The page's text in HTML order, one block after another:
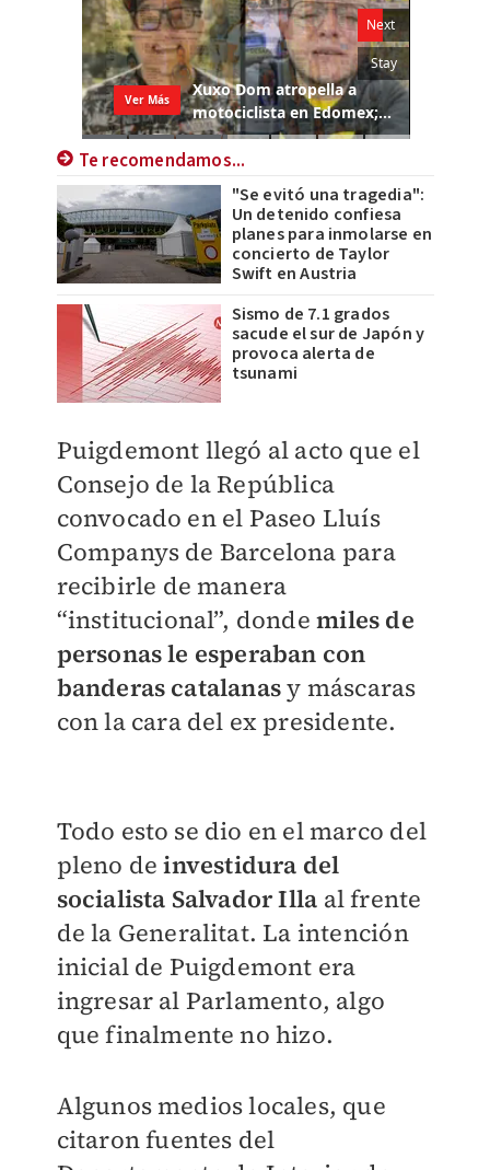
Te recomendamos...
"Se evitó una tragedia":
Un detenido confiesa
planes para inmolarse en
concierto de Taylor
Swift en Austria
Sismo de 7.1 grados
sacude el sur de Japón y
provoca alerta de
tsunami
Puigdemont llegó al acto que el
Consejo de la República
convocado en el Paseo Lluís
Companys de Barcelona para
recibirle de manera
“institucional”, dondemiles de
personas le esperaban con
banderas catalanasy máscaras
con la cara del ex presidente.
Todo esto se dio en el marco del
pleno deinvestidura del
socialista Salvador Illa al frente
de la Generalitat. La intención
inicial de Puigdemont era
ingresar al Parlamento, algo
que finalmente no hizo.
Algunos medios locales, que
citaron fuentes del